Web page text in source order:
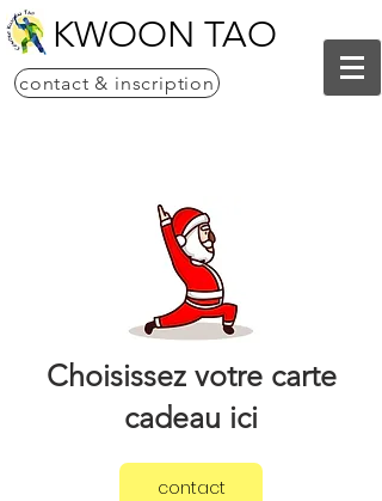
contact & inscription
KWOON TAO
Choisissez votre carte
cadeau ici
contact